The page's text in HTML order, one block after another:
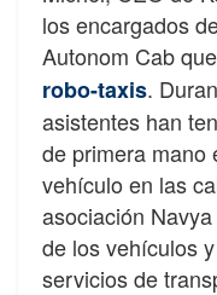
los encargados
Autonom Cab que
robo-taxis.
asistentes han
de primera mano
vehículo en las
asociación
de los vehículos
servicios de